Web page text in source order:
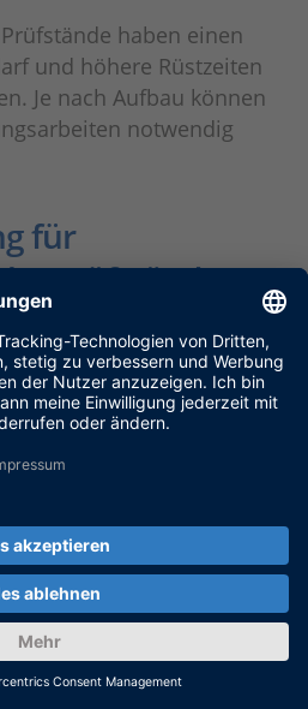
haben einen
und höhere Rüstzeiten
Je nach Aufbau können
notwendig
für
Prüfstände
Steuergerät als auch die
sein.